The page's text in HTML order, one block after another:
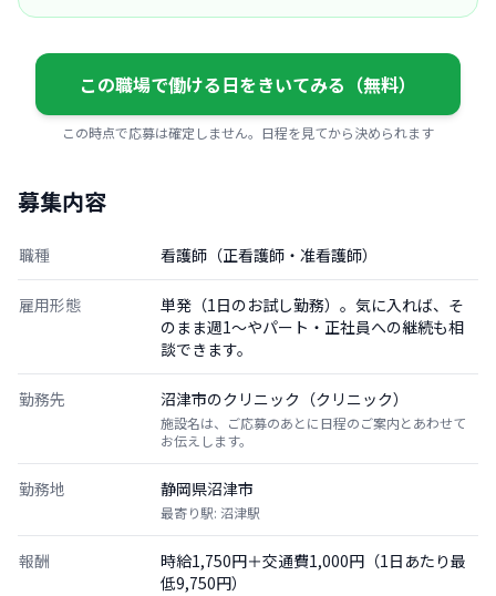
この職場で働ける日をきいてみる（無料）
この時点で応募は確定しません。日程を見てから決められます
募集内容
職種 看護師（正看護師・准看護師）
雇用形態
単発（1日のお試し勤務）。気に入れば、そ
のまま週1〜やパート・正社員への継続も相
談できます。
勤務先 沼津市のクリニック（クリニック）
施設名は、ご応募のあとに日程のご案内とあわせて
お伝えします。
勤務地 静岡県沼津市
最寄り駅: 沼津駅
報酬
時給1,750円＋交通費1,000円（1日あたり最
低9,750円）